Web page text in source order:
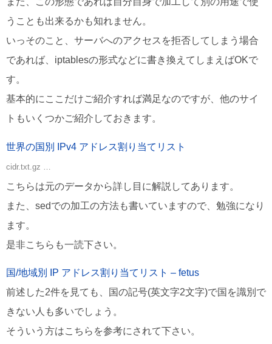
うことも出来るかも知れません。
いっそのこと、サーバへのアクセスを拒否してしまう場合
であれば、iptablesの形式などに書き換えてしまえばOKで
す。
基本的にここだけご紹介すれば満足なのですが、他のサイ
トもいくつかご紹介しておきます。
世界の国別 IPv4 アドレス割り当てリスト
cidr.txt.gz …
こちらは元のデータから詳し目に解説してあります。
また、sedでの加工の方法も書いていますので、勉強になり
ます。
是非こちらも一読下さい。
国/地域別 IP アドレス割り当てリスト – fetus
前述した2件を見ても、国の記号(英文字2文字)で国を識別で
きない人も多いでしょう。
そういう方はこちらを参考にされて下さい。